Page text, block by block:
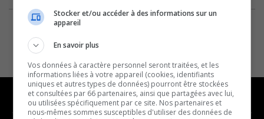
Stocker et/ou accéder à des informations sur un
appareil
En savoir plus
Vos données à caractère personnel seront traitées, et les
informations liées à votre appareil (cookies, identifiants
uniques et autres types de données) pourront être stockées
et consultées par 66 partenaires, ainsi que partagées avec lui,
ou utilisées spécifiquement par ce site. Nos partenaires et
nous-mêmes sommes susceptibles d'utiliser des données de